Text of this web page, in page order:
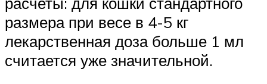
размера при весе в 4-5 кг
лекарственная доза больше 1 мл
считается уже значительной.